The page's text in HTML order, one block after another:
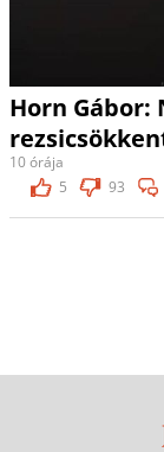
Horn
10 órája
5
93